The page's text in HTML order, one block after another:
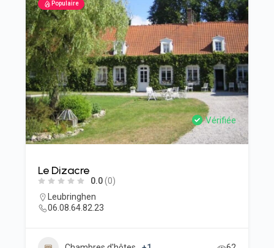
Populaire
Vérifiée
Le Dizacre
0.0(0)
Leubringhen
06.08.64.82.23